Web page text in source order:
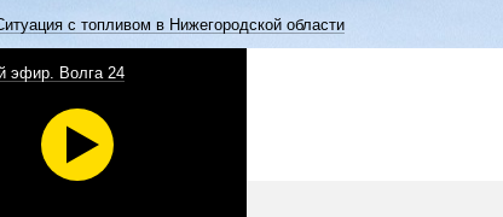
с топливом в Нижегородской области
эфир. Волга 24